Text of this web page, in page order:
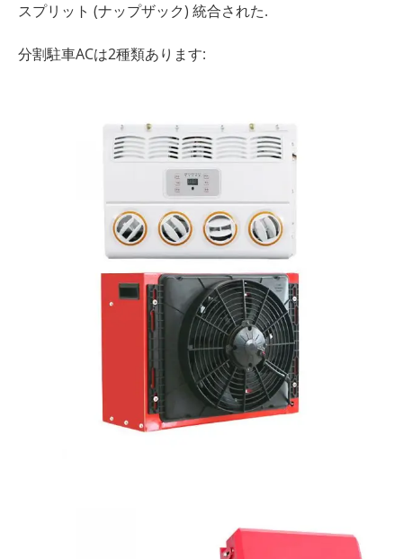
スプリット (ナップザック) 統合された.
分割駐車ACは2種類あります: